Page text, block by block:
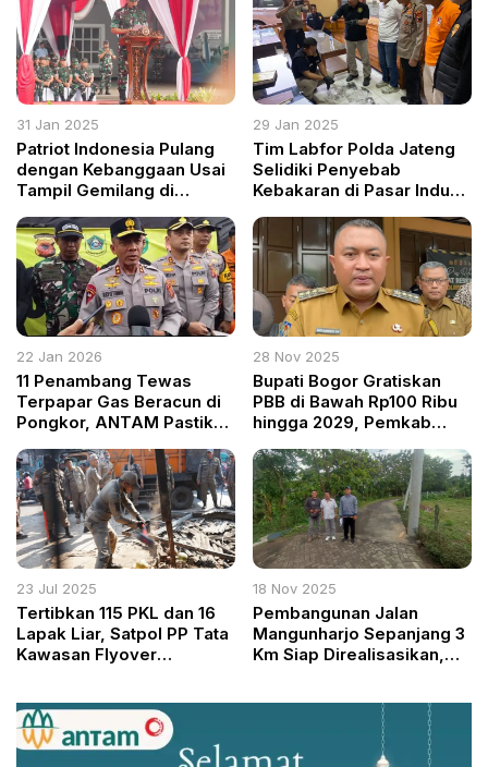
31 Jan 2025
Patriot Indonesia Pulang
dengan Kebanggaan Usai
Tampil Gemilang di
29 Jan 2025
Tim Labfor Polda Jateng
Selidiki Penyebab
Kebakaran di Pasar Induk
22 Jan 2026
11 Penambang Tewas
Terpapar Gas Beracun di
Pongkor, ANTAM Pastikan
Konsesi
28 Nov 2025
Bupati Bogor Gratiskan
PBB di Bawah Rp100 Ribu
hingga 2029, Pemkab
Pajak
23 Jul 2025
Tertibkan 115 PKL dan 16
Lapak Liar, Satpol PP Tata
Kawasan Flyover
18 Nov 2025
Pembangunan Jalan
Mangunharjo Sepanjang 3
Km Siap Direalisasikan,